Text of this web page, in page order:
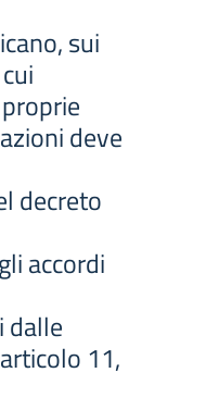
sui
deve
decreto
accordi
dalle
11,